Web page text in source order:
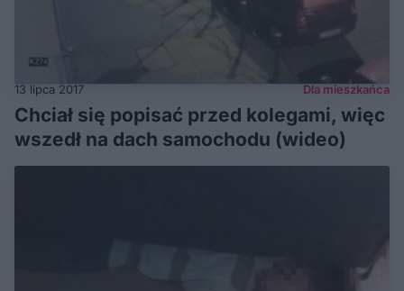
13 lipca 2017 Dla mieszkańca
Chciał się popisać przed kolegami, więc
wszedł na dach samochodu (wideo)